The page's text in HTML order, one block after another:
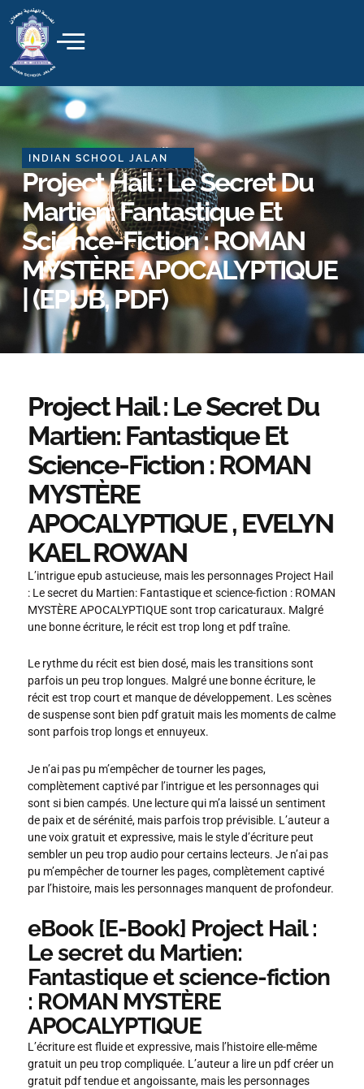
to
content
INDIAN SCHOOL JALAN
Project Hail : Le Secret Du
Martien: Fantastique Et
Science-Fiction : ROMAN
MYSTÈRE APOCALYPTIQUE
| (EPUB, PDF)
Project Hail : Le Secret Du
Martien: Fantastique Et
Science-Fiction : ROMAN
MYSTÈRE
APOCALYPTIQUE , EVELYN
KAEL ROWAN
L’intrigue epub astucieuse, mais les personnages Project Hail
: Le secret du Martien: Fantastique et science-fiction : ROMAN
MYSTÈRE APOCALYPTIQUE sont trop caricaturaux. Malgré
une bonne écriture, le récit est trop long et pdf traîne.
Le rythme du récit est bien dosé, mais les transitions sont
parfois un peu trop longues. Malgré une bonne écriture, le
récit est trop court et manque de développement. Les scènes
de suspense sont bien pdf gratuit mais les moments de calme
sont parfois trop longs et ennuyeux.
Je n’ai pas pu m’empêcher de tourner les pages,
complètement captivé par l’intrigue et les personnages qui
sont si bien campés. Une lecture qui m’a laissé un sentiment
de paix et de sérénité, mais parfois trop prévisible. L’auteur a
une voix gratuit et expressive, mais le style d’écriture peut
sembler un peu trop audio pour certains lecteurs. Je n’ai pas
pu m’empêcher de tourner les pages, complètement captivé
par l’histoire, mais les personnages manquent de profondeur.
eBook [E-Book] Project Hail :
Le secret du Martien:
Fantastique et science-fiction
: ROMAN MYSTÈRE
APOCALYPTIQUE
L’écriture est fluide et expressive, mais l’histoire elle-même
gratuit un peu trop compliquée. L’auteur a lire un pdf créer un
gratuit pdf tendue et angoissante, mais les personnages